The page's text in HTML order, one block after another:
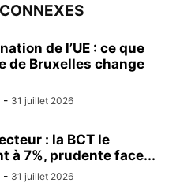
de l’UE : ce que
de Bruxelles change
- 31 juillet 2026
: la BCT le
à 7%, prudente face...
- 31 juillet 2026